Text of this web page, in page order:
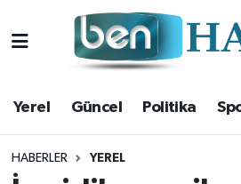
Yerel Güncel Politika
HABERLER YEREL
Yerel
Güncel
Politika
Hava Durumu
Trafik Durumu
Süper Lig Puan Durumu ve